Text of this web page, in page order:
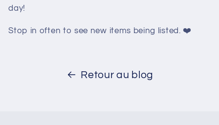
day!
Stop in often to see new items being listed. ❤️
Retour au blog